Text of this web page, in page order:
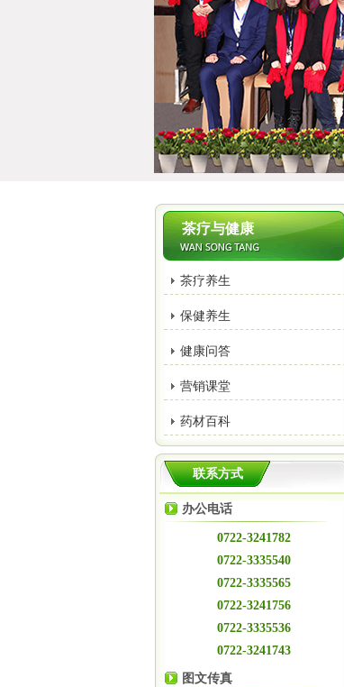
茶疗与健康
茶疗养生
保健养生
健康问答
营销课堂
药材百科
联系方式
办公电话
0722-3241782
0722-3335540
0722-3335565
0722-3241756
0722-3335536
0722-3241743
图文传真